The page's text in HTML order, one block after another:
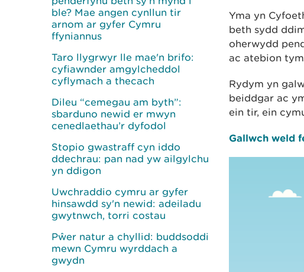
ble? Mae angen cynllun tir
arnom ar gyfer Cymru
ffyniannus
Taro llygrwyr lle mae'n brifo:
cyfiawnder amgylcheddol
cyflymach a thecach
Dileu “cemegau am byth”:
sbarduno newid er mwyn
cenedlaethau’r dyfodol
Stopio gwastraff cyn iddo
ddechrau: pan nad yw ailgylchu
yn ddigon
Uwchraddio cymru ar gyfer
hinsawdd sy'n newid: adeiladu
gwytnwch, torri costau
Pŵer natur a chyllid: buddsoddi
mewn Cymru wyrddach a
gwydn
Yma yn
beth sydd
oherwydd
ac atebion
Rydym yn
beiddgar ac
ein tir, ein
Gallwch weld